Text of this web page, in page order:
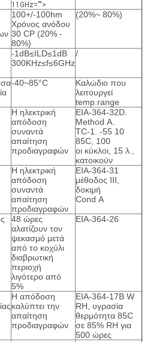
11GHz="">
100+/-100hm
Χρόνος ανόδου
30 CP (20% -
80%)
(20%~ 80%)
-1dB≤ILD≤1dB
300KHz≤f≤6GHz
/
-40~85°C
Καλώδιο που
λειτουργεί
temp.range
Η ηλεκτρική
απόδοση
συναντά
απαίτηση
προδιαγραφών
EIA-364-32D.
Method Α.
TC-1. -55 10
85C, 100
οι κύκλοι, 15 λ.,
κατοικούν
Η ηλεκτρική
απόδοση
συναντά
απαίτηση
προδιαγραφών
EIA-364-31
μέθοδος ΙΙΙ,
δοκιμή
Cond Α
48 ώρες
αλατίζουν τον
ψεκασμό μετά
από το κοχύλι
διαβρωτική
περιοχή
λιγότερο από
5%
EIA-364-26
Η απόδοση
καλύπτει την
απαίτηση
προδιαγραφών
EIA-364-17B W
RH, υγρασία
θερμότητα 85C
σε 85% RH για
500 ώρες